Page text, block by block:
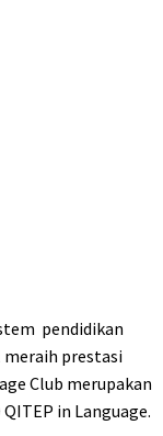
pendidikan
meraih prestasi
Club merupakan
in Language.